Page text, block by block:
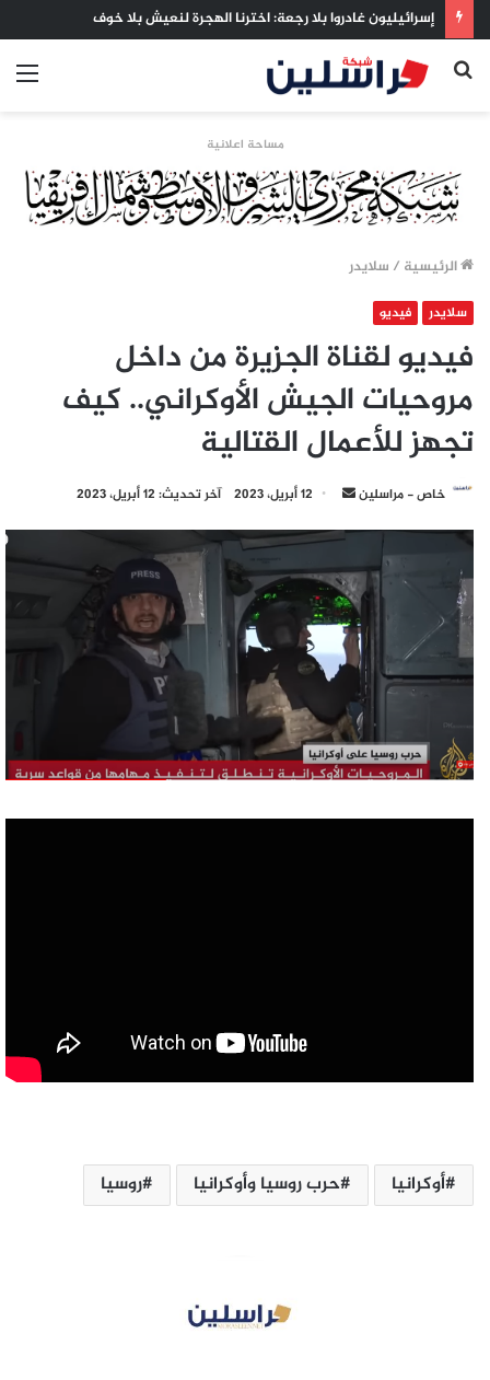
إسرائيليون غادروا بلا رجعة: اخترنا الهجرة لنعيش بلا خوف
بحث
مساحة اعلانية
الرئيسية / سلايدر
سلايدر فيديو
فيديو لقناة الجزيرة من داخل
مروحيات الجيش الأوكراني.. كيف
تجهز للأعمال القتالية
خاص - مراسلين
أرسل
إلكترونيا
12 أبريل، 2023 آخر تحديث: 12 أبريل، 2023
أوكرانيا حرب روسيا وأوكرانيا روسيا